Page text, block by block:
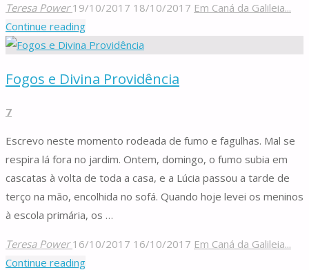
Teresa Power 19/10/2017 18/10/2017 Em Caná da Galileia...
Continue reading"Jesus,
o
Fogos e Divina Providência
7
Escrevo neste momento rodeada de fumo e fagulhas. Mal se
respira lá fora no jardim. Ontem, domingo, o fumo subia em
cascatas à volta de toda a casa, e a Lúcia passou a tarde de
terço na mão, encolhida no sofá. Quando hoje levei os meninos
à escola primária, os …
Teresa Power 16/10/2017 16/10/2017 Em Caná da Galileia...
Continue reading"Fogos